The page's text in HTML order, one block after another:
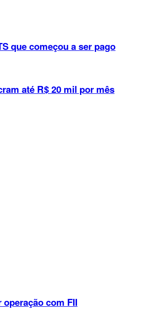
que começou a ser pago
até R$ 20 mil por mês
com FII